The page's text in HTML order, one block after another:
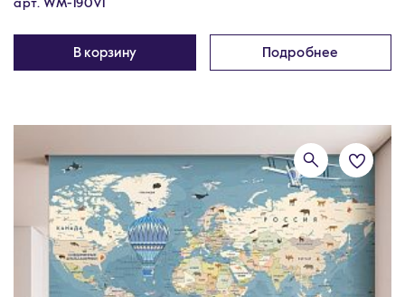
арт. WM-190V1
В корзину Подробнее